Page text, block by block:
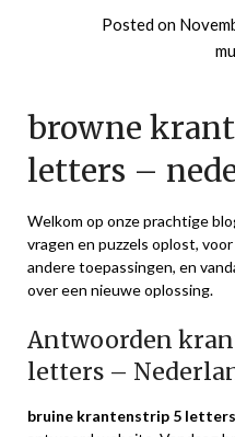
Posted on
browne
letters –
Welkom op onze prachtige
vragen en puzzels oplost,
andere toepassingen, en
over een nieuwe oplossing.
Antwoorden
letters –
bruine krantenstrip 5 letters